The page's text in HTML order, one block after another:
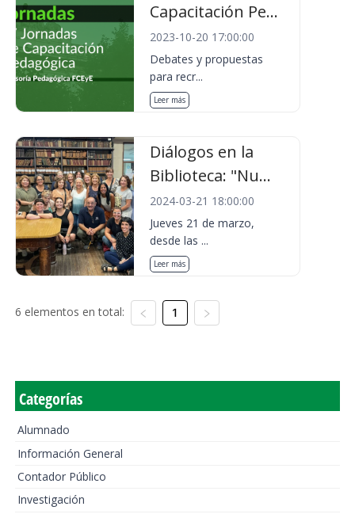
Capacitación Pe...
2023-10-20 17:00:00
Debates y propuestas
para recr...
Leer más
Diálogos en la
Biblioteca: "Nu...
2024-03-21 18:00:00
Jueves 21 de marzo,
desde las ...
Leer más
6 elementos en total: 1
Categorías
Alumnado
Información General
Contador Público
Investigación